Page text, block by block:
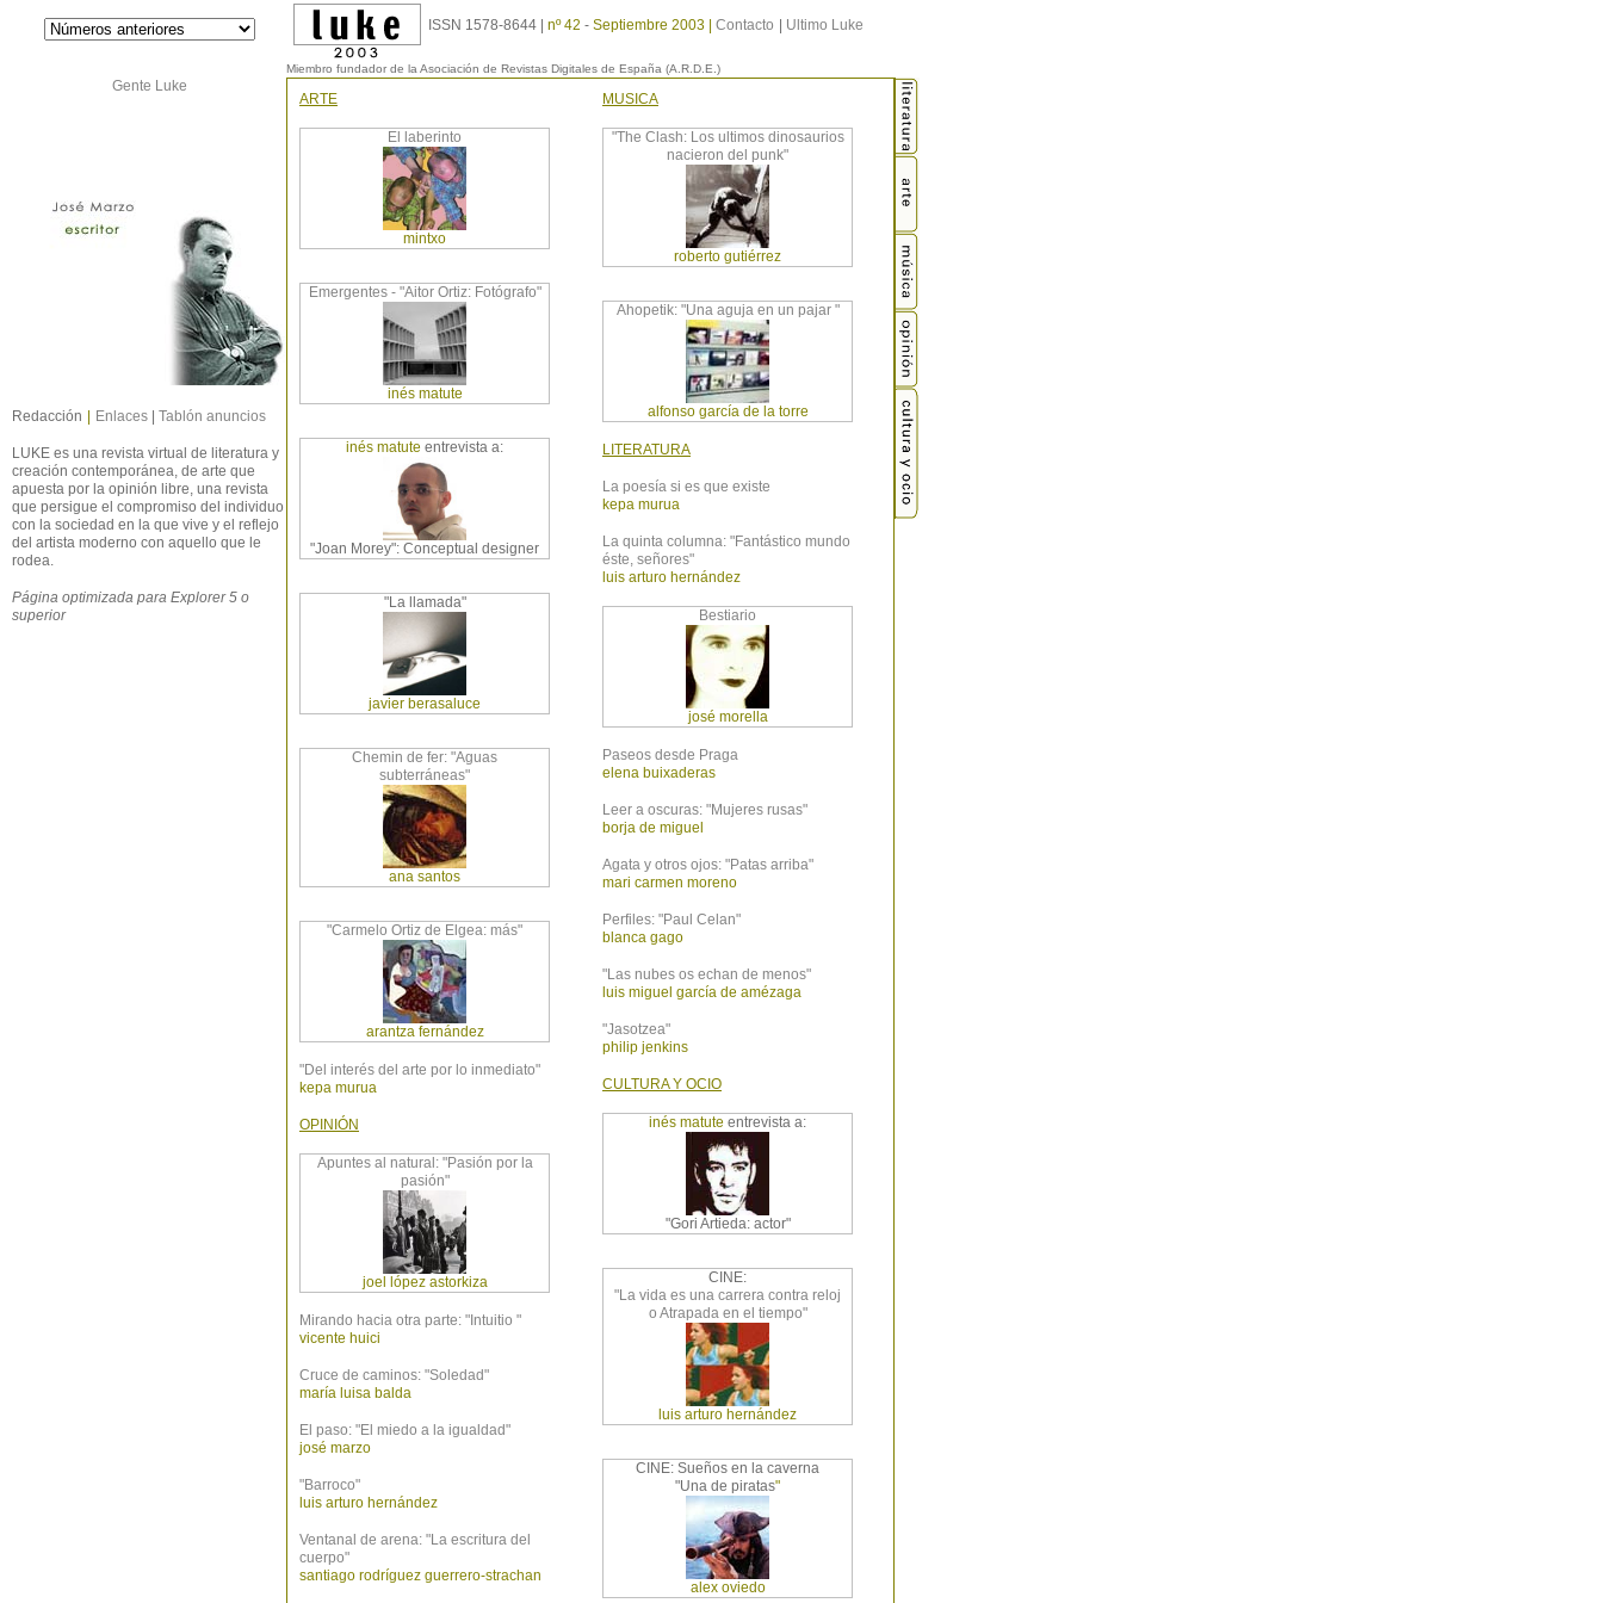
ISSN 1578-8644 | nº 42 - Septiembre 2003 | Contacto Ultimo Luke
Miembro fundador de la Asociación de Revistas Digitales de España (A.R.D.E.)
Gente Luke
Redacción Enlaces Tablón anuncios
LUKE es una revista virtual de literatura y
creación contemporánea, de arte que
apuesta por la opinión libre, una revista
que persigue el compromiso del individuo
con la sociedad en la que vive y el reflejo
del artista moderno con aquello que le
rodea.
Página optimizada para Explorer 5 o
superior
ARTE
El laberinto
mintxo
Emergentes - "Aitor Ortiz: Fotógrafo"
inés matute
inés matute entrevista a:
"Joan Morey": Conceptual designer
"La llamada"
javier berasaluce
Chemin de fer: "Aguas
subterráneas"
ana santos
"Carmelo Ortiz de Elgea: más"
arantza fernández
"Del interés del arte por lo inmediato"
kepa murua
OPINIÓN
Apuntes al natural: "Pasión por la
pasión"
joel lópez astorkiza
Mirando hacia otra parte: "Intuitio "
vicente huici
Cruce de caminos: "Soledad"
maría luisa balda
El paso: "El miedo a la igualdad"
josé marzo
"Barroco"
luis arturo hernández
Ventanal de arena: "La escritura del
cuerpo"
santiago rodríguez guerrero-strachan
MUSICA
"The Clash: Los ultimos dinosaurios
nacieron del punk"
roberto gutiérrez
Ahopetik: "Una aguja en un pajar "
alfonso garcía de la torre
LITERATURA
La poesía si es que existe
kepa murua
La quinta columna: "Fantástico mundo
éste, señores"
luis arturo hernández
Bestiario
josé morella
Paseos desde Praga
elena buixaderas
Leer a oscuras: "Mujeres rusas"
borja de miguel
Agata y otros ojos: "Patas arriba"
mari carmen moreno
Perfiles: "Paul Celan"
blanca gago
"Las nubes os echan de menos"
luis miguel garcía de amézaga
"Jasotzea"
philip jenkins
CULTURA Y OCIO
inés matute entrevista a:
"Gori Artieda: actor"
CINE:
"La vida es una carrera contra reloj
o Atrapada en el tiempo"
luis arturo hernández
CINE: Sueños en la caverna
"Una de piratas"
alex oviedo